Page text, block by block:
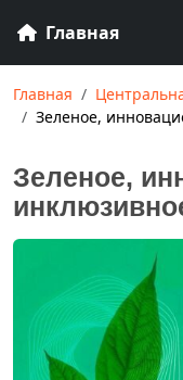
Главная
Главная
Зеленое,
Зеленое,